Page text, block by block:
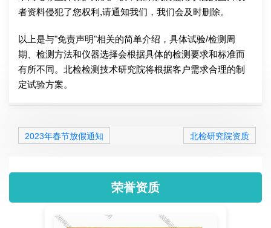
者资料侵犯了您权利,请通知我们，我们会及时删除。
以上是与"免责声明"相关的简单介绍，具体试验/检测周
期、检测方法和仪器选择会根据具体的检测要求和标准而
有所不同。北检检测技术研究院将根据客户需求合理的制
定试验方案。
2023年春节放假通知 北检研究院资质
荣誉资质